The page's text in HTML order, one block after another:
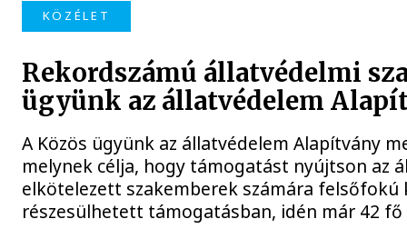
KÖZÉLET
Rekordszámú állatvédelmi
ügyünk az állatvédelem
A Közös ügyünk az állatvédelem Alapítvány
melynek célja, hogy támogatást nyújtson az
elkötelezett szakemberek számára
részesülhetett támogatásban, idén már 42